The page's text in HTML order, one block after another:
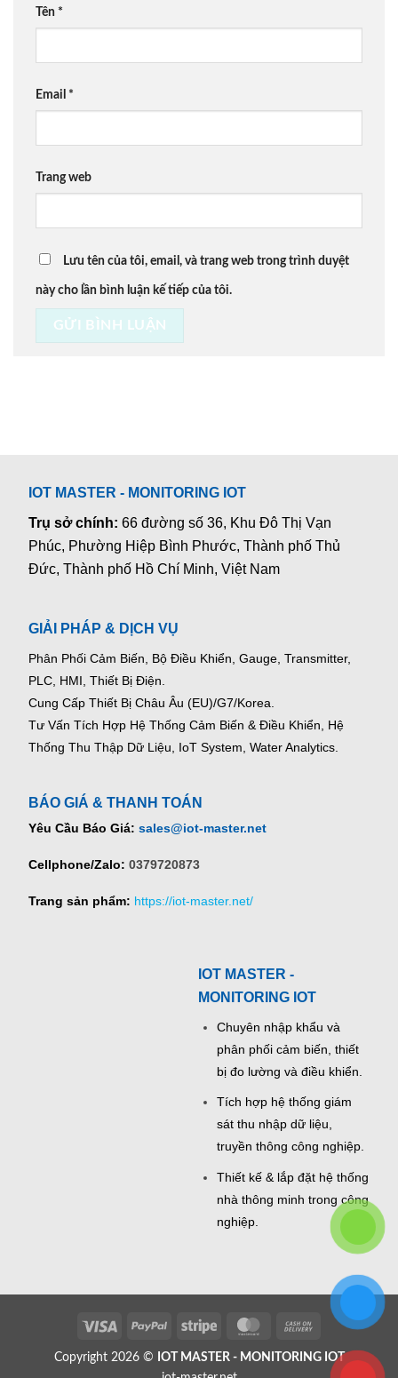
Tên *
Email *
Trang web
Lưu tên của tôi, email, và trang web trong trình duyệt
này cho lần bình luận kế tiếp của tôi.
IOT MASTER - MONITORING IOT
Trụ sở chính:66 đường số 36, Khu Đô Thị Vạn
Phúc, Phường Hiệp Bình Phước, Thành phố Thủ
Đức, Thành phố Hồ Chí Minh, Việt Nam
GIẢI PHÁP & DỊCH VỤ
Phân Phối Cảm Biến, Bộ Điều Khiển, Gauge, Transmitter,
PLC, HMI, Thiết Bị Điện.
Cung Cấp Thiết Bị Châu Âu (EU)/G7/Korea.
Tư Vấn Tích Hợp Hệ Thống Cảm Biến & Điều Khiển, Hệ
Thống Thu Thập Dữ Liệu, IoT System, Water Analytics.
BÁO GIÁ & THANH TOÁN
Yêu Cầu Báo Giá: sales@iot-master.net
Cellphone/Zalo: 0379720873
Trang sản phẩm: https://iot-master.net/
IOT MASTER -
MONITORING IOT
Chuyên nhập khẩu và
phân phối cảm biến, thiết
bị đo lường và điều khiển.
Tích hợp hệ thống giám
sát thu nhập dữ liệu,
truyền thông công nghiệp.
Thiết kế & lắp đặt hệ thống
nhà thông minh trong công
nghiệp.
Visa PayPal Stripe MasterCardCash
Delivery
Copyright 2026 © IOT MASTER - MONITORING IOT